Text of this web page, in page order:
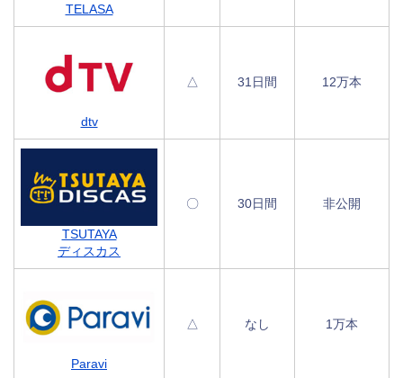
TELASA
dtv
△ 31日間 12万本
TSUTAYA
ディスカス
〇 30日間 非公開
Paravi
△ なし 1万本